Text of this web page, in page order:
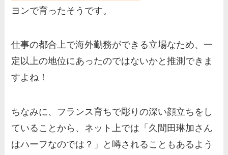
伊藤海彦の兄弟は弟の夏彦！
部まとめた！
ヨンで育ったそうです。
仕事の都合上で海外勤務ができる立場なため、一
定以上の地位にあったのではないかと推測できま
すよね！
ちなみに、フランス育ちで彫りの深い顔立ちをし
ていることから、ネット上では「久間田琳加さん
はハーフなのでは？」と噂されることもあるよう